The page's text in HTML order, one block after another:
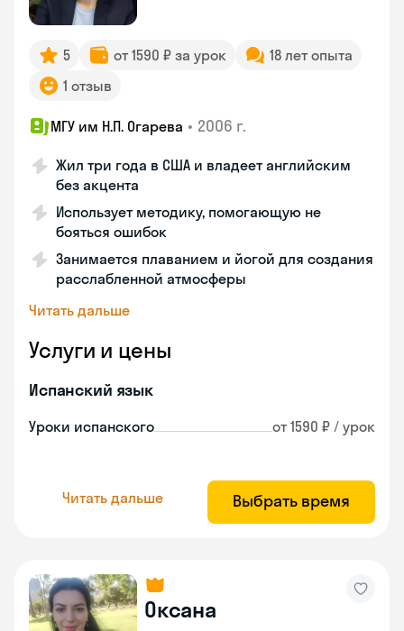
5 от 1590 ₽ за урок
18 лет опыта
1 отзыв
МГУ им Н.П. Огарева • 2006 г.
Жил три года в США и владеет английским
без акцента
Использует методику, помогающую не
бояться ошибок
Занимается плаванием и йогой для создания
расслабленной атмосферы
Читать дальше
Услуги и цены
Испанский язык
Уроки испанского от 1590 ₽ / урок
Читать дальше Выбрать время
Оксана